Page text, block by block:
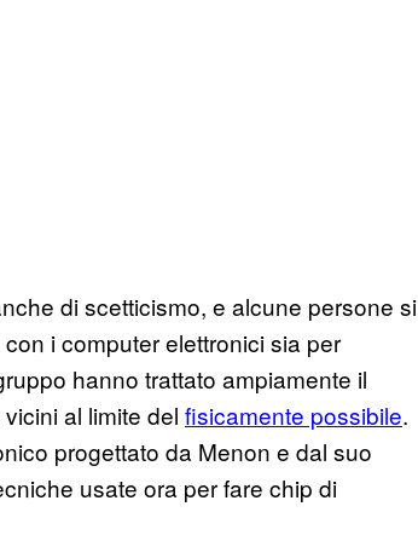
di scetticismo, e alcune persone si
i computer elettronici sia per
hanno trattato ampiamente il
al limite del fisicamente possibile.
progettato da Menon e dal suo
usate ora per fare chip di